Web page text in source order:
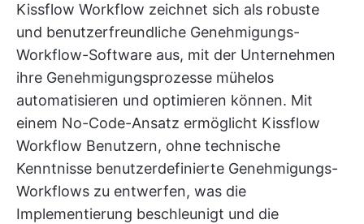
Kissflow Workflow zeichnet sich als robuste
und benutzerfreundliche Genehmigungs-
Workflow-Software aus, mit der Unternehmen
ihre Genehmigungsprozesse mühelos
automatisieren und optimieren können. Mit
einem No-Code-Ansatz ermöglicht Kissflow
Workflow Benutzern, ohne technische
Kenntnisse benutzerdefinierte Genehmigungs-
Workflows zu entwerfen, was die
Implementierung beschleunigt und die